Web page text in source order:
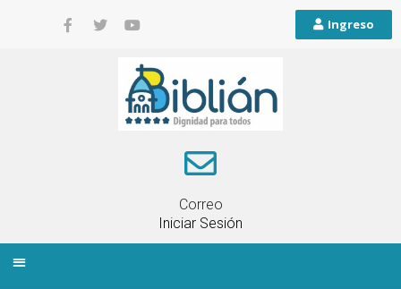
Ingreso
Correo
Iniciar Sesión